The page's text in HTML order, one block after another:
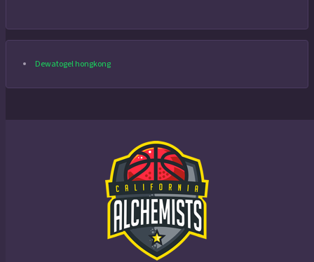
Dewatogel hongkong